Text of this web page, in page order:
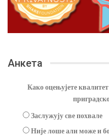
Анкета
Како оцењујете
Заслужују све похвале
Није лоше али може и